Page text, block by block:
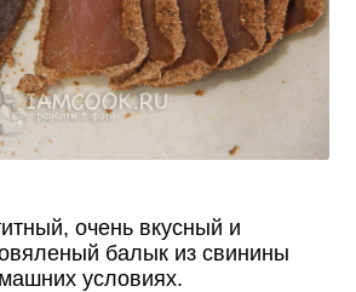
очень вкусный и
балык из свинины
условиях.